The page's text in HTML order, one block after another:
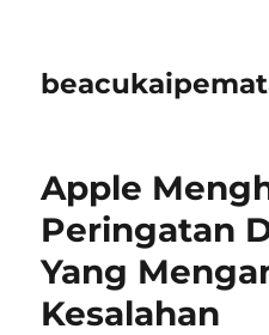
Apple
Peringatan
Yang
Kesalahan